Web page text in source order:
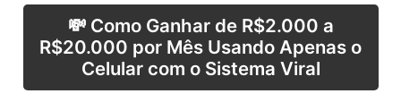
💸 Como Ganhar de R$2.000 a
R$20.000 por Mês Usando Apenas o
Celular com o Sistema Viral